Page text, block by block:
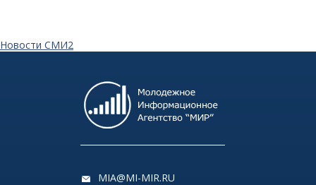
Новости СМИ2
MIA@MI-MIR.RU